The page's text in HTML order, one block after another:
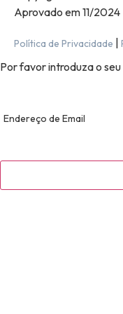
Aprovado em 11/
Política de Privacidade
Por favor introduza o
Endereço de Email